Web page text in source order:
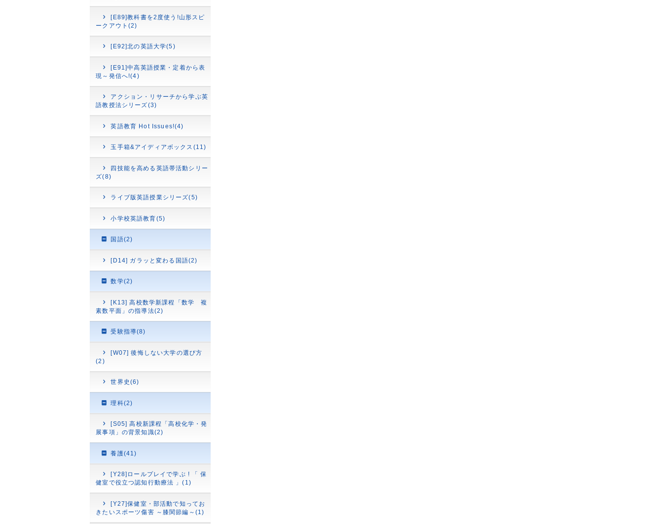
[E89]教科書を2度使う!山形スピ
ークアウト(2)
[E92]北の英語大学(5)
[E91]中高英語授業・定着から表
現～発信へ!(4)
アクション・リサーチから学ぶ英
語教授法シリーズ(3)
英語教育 Hot Issues!(4)
玉手箱&アイディアボックス(11)
四技能を高める英語帯活動シリー
ズ(8)
ライブ版英語授業シリーズ(5)
小学校英語教育(5)
国語(2)
[D14] ガラッと変わる国語(2)
数学(2)
[K13] 高校数学新課程「数学 複
素数平面」の指導法(2)
受験指導(8)
[W07] 後悔しない大学の選び方
(2)
世界史(6)
理科(2)
[S05] 高校新課程「高校化学・発
展事項」の背景知識(2)
養護(41)
[Y28]ロールプレイで学ぶ ! 「 保
健室で役立つ認知行動療法 」(1)
[Y27]保健室・部活動で知ってお
きたいスポーツ傷害 ～膝関節編～(1)